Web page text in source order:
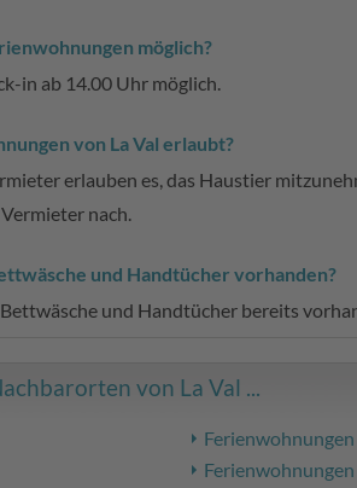
möglich?
in ab 14.00 Uhr möglich.
von La Val erlaubt?
erlauben es, das Haustier
nach.
und Handtücher vorhanden?
und Handtücher bereits
von La Val ...
Ferienwohnungen
Ferienwohnungen